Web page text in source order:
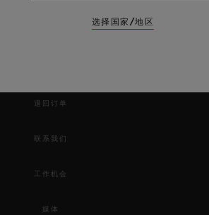
退回订单
联系我们
工作机会
媒体
选择国家/地区